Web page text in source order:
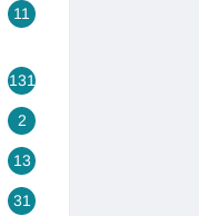
11
131
2
13
31